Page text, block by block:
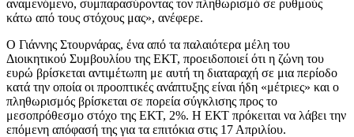
αναμενόμενο, συμπαρασύροντας τον πληθωρισμό σε ρυθμούς
κάτω από τους στόχους μας», ανέφερε.
Ο Γιάννης Στουρνάρας, ένα από τα παλαιότερα μέλη του
Διοικητικού Συμβουλίου της ΕΚΤ, προειδοποιεί ότι η ζώνη του
ευρώ βρίσκεται αντιμέτωπη με αυτή τη διαταραχή σε μια περίοδο
κατά την οποία οι προοπτικές ανάπτυξης είναι ήδη «μέτριες» και ο
πληθωρισμός βρίσκεται σε πορεία σύγκλισης προς το
μεσοπρόθεσμο στόχο της ΕΚΤ, 2%. Η ΕΚΤ πρόκειται να λάβει την
επόμενη απόφασή της για τα επιτόκια στις 17 Απριλίου.